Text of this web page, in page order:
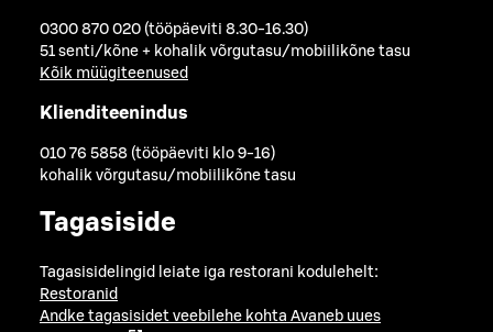
0300 870 020 (tööpäeviti 8.30-16.30)
51 senti/kõne + kohalik võrgutasu/mobiilikõne tasu
Kõik müügiteenused
Klienditeenindus
010 76 5858 (tööpäeviti klo 9-16)
kohalik võrgutasu/mobiilikõne tasu
Tagasiside
Tagasisidelingid leiate iga restorani kodulehelt:
Restoranid
Andke tagasisidet veebilehe kohta Avaneb uues